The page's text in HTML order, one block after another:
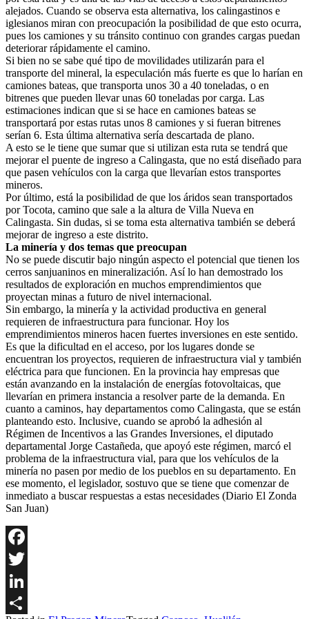
alejados. Cuando se observa esta alternativa, los calingastinos e
iglesianos miran con preocupación la posibilidad de que esto ocurra,
pues los camiones y su tránsito continuo con grandes cargas puedan
deteriorar rápidamente el camino.
Si bien no se sabe qué tipo de movilidades utilizarán para el
transporte del mineral, la especulación más fuerte es que lo harían en
camiones bateas, que transporta unos 30 a 40 toneladas, o en
bitrenes que pueden llevar unas 60 toneladas por carga. Las
estimaciones indican que si se hace en camiones bateas se
transportará por estas rutas unos 8 camiones y si fueran bitrenes
serían 6. Esta última alternativa sería descartada de plano.
A esto se le tiene que sumar que si utilizan esta ruta se tendrá que
mejorar el puente de ingreso a Calingasta, que no está diseñado para
que pasen vehículos con la carga que llevarían estos transportes
mineros.
Por último, está la posibilidad de que los áridos sean transportados
por Tocota, camino que sale a la altura de Villa Nueva en
Calingasta. Sin dudas, si se toma esta alternativa también se deberá
mejorar de ingreso a este distrito.
La minería y dos temas que preocupan
No se puede discutir bajo ningún aspecto el potencial que tienen los
cerros sanjuaninos en mineralización. Así lo han demostrado los
resultados de exploración en muchos emprendimientos que
proyectan minas a futuro de nivel internacional.
Sin embargo, la minería y la actividad productiva en general
requieren de infraestructura para funcionar. Hoy los
emprendimientos mineros hacen fuertes inversiones en este sentido.
Es que la dificultad en el acceso, por los lugares donde se
encuentran los proyectos, requieren de infraestructura vial y también
eléctrica para que funcionen. En la provincia hay empresas que
están avanzando en la instalación de energías fotovoltaicas, que
llevarían en primera instancia a resolver parte de la demanda. En
cuanto a caminos, hay departamentos como Calingasta, que se están
planteando esto. Inclusive, cuando se aprobó la adhesión al
Régimen de Incentivos a las Grandes Inversiones, el diputado
departamental Jorge Castañeda, que apoyó este régimen, marcó el
problema de la infraestructura vial, para que los vehículos de la
minería no pasen por medio de los pueblos en su departamento. En
ese momento, el legislador, sostuvo que se tiene que comenzar de
inmediato a buscar respuestas a estas necesidades (Diario El Zonda
San Juan)
Facebook
Twitter
LinkedIn